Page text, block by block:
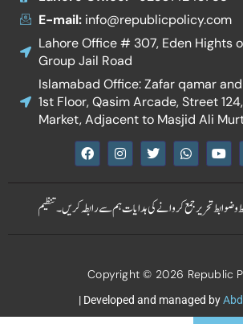
E-mail:info@republicpolicy.com
Lahore Office # 307, Eden Hights
Group Jail Road
Islamabad Office: Zafar qamar and
1st Floor, Qasim Arcade, Street
Market, Adjacent to Masjid Ali
F
a
e
o
I
n
t
g
T
w
t
t
e
W
h
t
s
a
Y
o
t
b
تنظیمہم سے رابطہ کریں۔تحریر جمع کروانے کی ہدایاتو ضوابط
Copyright © 2026 Republic
| Developed and managed by